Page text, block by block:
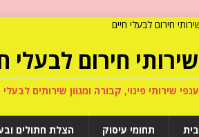
שירותי חירום לבעלי
ענפי שירותי פינוי, קבורה ומגוון שירותים לבעלי
בית תחומי עיסוק הצלת חתולים